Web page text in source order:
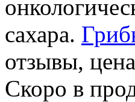
сахара.
отзывы,
Скоро в